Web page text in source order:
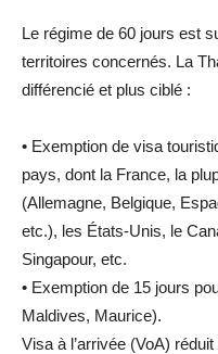
Le régime de 60 jours est
territoires concernés. La
différencié et plus ciblé :
•⁠ ⁠Exemption de visa
pays, dont la France, la
(Allemagne, Belgique,
etc.), les États-Unis, le
Singapour, etc.
•⁠ ⁠Exemption de 15 jours
Maldives, Maurice).
Visa à l’arrivée (VoA)